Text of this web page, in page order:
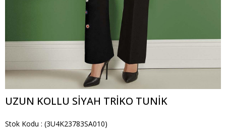
UZUN KOLLU SIYAH TRIKO TUNIK
Stok Kodu (3U4K23783SA010)